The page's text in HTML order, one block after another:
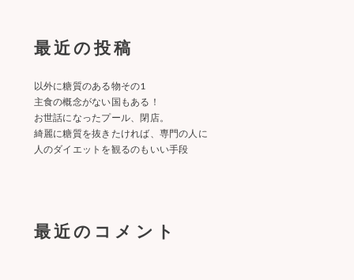
最近の投稿
以外に糖質のある物その1
主食の概念がない国もある！
お世話になったプール、閉店。
綺麗に糖質を抜きたければ、専門の人に
人のダイエットを観るのもいい手段
最近のコメント